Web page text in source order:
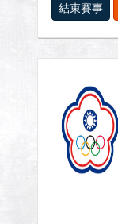
結束賽事